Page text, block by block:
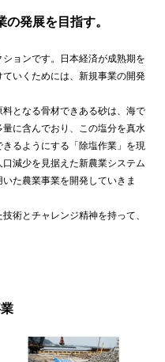
発展を目指す。
ョンです。日本経済が成熟期を
いくためには、新規事業の開発
となる骨材できある砂は、海で
に含んでおり、この塩分を真水
るようにする「除塩作業」を現
減少を見据えた新農業システム
た農業事業を開発していきま
術とチャレンジ精神を持って、